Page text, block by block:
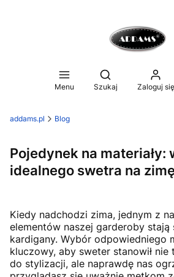
Menu
Otwórz
Szukaj Zaloguj się
addams.pl Blog
Pojedynek na materiały:
idealnego swetra na zimę
Kiedy nadchodzi zima, jednym z
elementów naszej garderoby stają
kardigany. Wybór odpowiedniego
kluczowy, aby sweter stanowił nie
do stylizacji, ale naprawdę nas